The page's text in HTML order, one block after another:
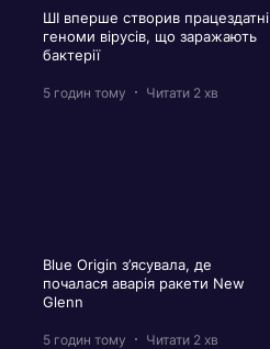
ШІ вперше створив працездатні
геноми вірусів, що заражають
бактерії
5 годин тому Читати 2 хв
Blue Origin з’ясувала, де
почалася аварія ракети New
Glenn
5 годин тому Читати 2 хв